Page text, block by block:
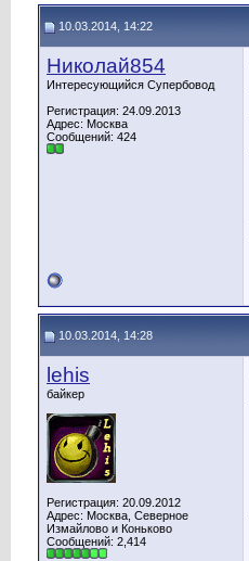
10.03.2014, 14:22
Николай854
Интересующийся Супербовод
Регистрация: 24.09.2013
Адрес: Москва
Сообщений: 424
10.03.2014, 14:28
lehis
байкер
Регистрация: 20.09.2012
Адрес: Москва, Северное
Измайлово и Коньково
Сообщений: 2,414